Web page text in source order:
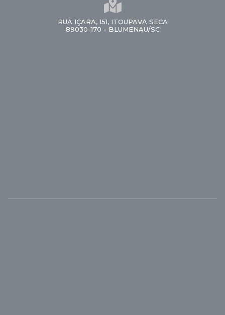
RUA IÇARA, 151, ITOUPAVA SECA
89030-170 - BLUMENAU/SC